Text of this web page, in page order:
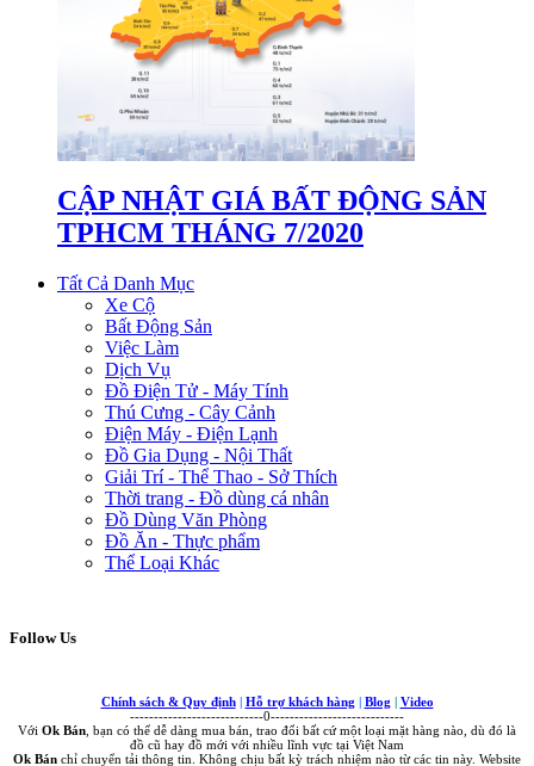
CẬP NHẬT GIÁ BẤT ĐỘNG SẢN
TPHCM THÁNG 7/2020
Tất Cả Danh Mục
Xe Cộ
Bất Động Sản
Việc Làm
Dịch Vụ
Đồ Điện Tử - Máy Tính
Thú Cưng - Cây Cảnh
Điện Máy - Điện Lạnh
Đồ Gia Dụng - Nội Thất
Giải Trí - Thể Thao - Sở Thích
Thời trang - Đồ dùng cá nhân
Đồ Dùng Văn Phòng
Đồ Ăn - Thực phẩm
Thể Loại Khác
Follow Us
Chính sách & Quy định | Hỗ trợ khách hàng | Blog | Video
----------------------------0----------------------------
Với Ok Bán , bạn có thể dễ dàng mua bán, trao đổi bất cứ một loại mặt hàng nào, dù đó là
đồ cũ hay đồ mới với nhiều lĩnh vực tại Việt Nam
Ok Bán chỉ chuyển tải thông tin. Không chịu bất kỳ trách nhiệm nào từ các tin này. Website